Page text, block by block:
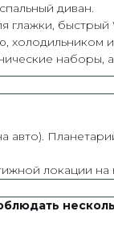
диван.
глажки, быстрый
холодильником
наборы,
авто).
локации